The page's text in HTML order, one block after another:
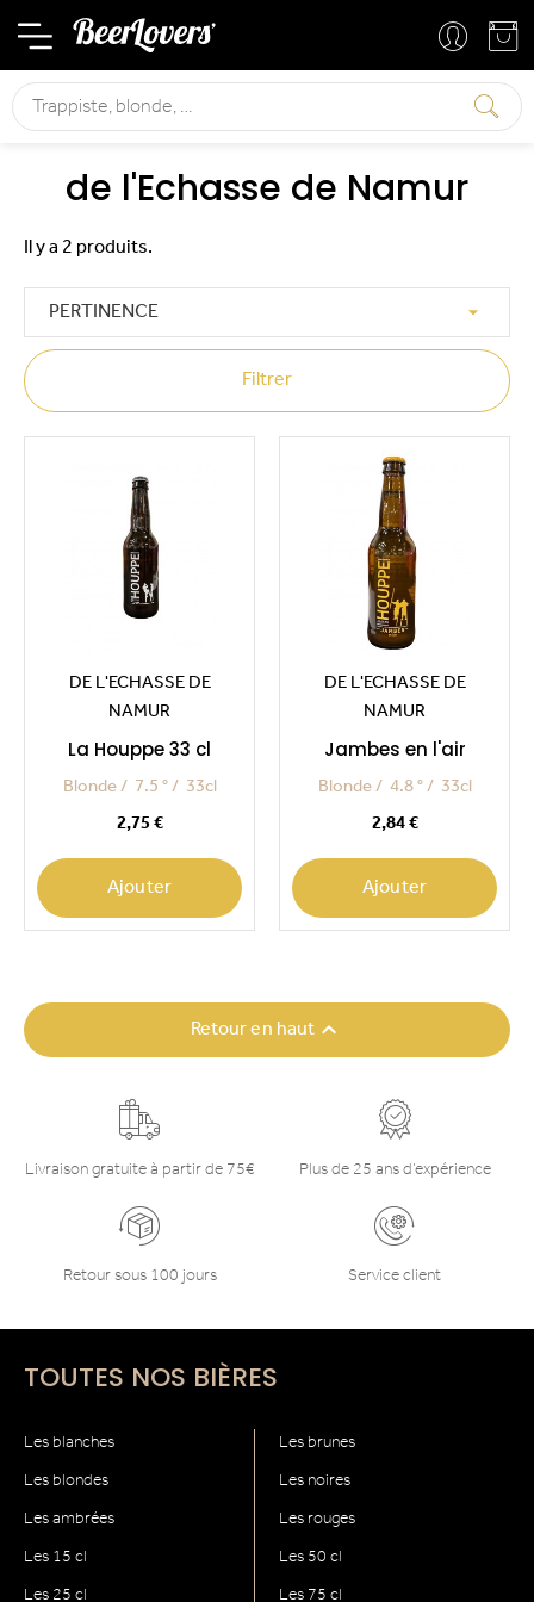
de l'Echasse de Namur
Il y a 2 produits.
PERTINENCE 
Filtrer
DE L'ECHASSE DE
NAMUR
La Houppe 33 cl
Blonde 7.5 ° 33cl
2,75 €
Ajouter
DE L'ECHASSE DE
NAMUR
Jambes en l'air
Blonde 4.8 ° 33cl
2,84 €
Ajouter
Retour en haut 
Livraison gratuite à partir de 75€ Plus de 25 ans d’expérience
Retour sous 100 jours Service client
TOUTES NOS BIÈRES
Les blanches
Les blondes
Les ambrées
Les brunes
Les noires
Les rouges
Les 15 cl
Les 25 cl
Les 50 cl
Les 75 cl